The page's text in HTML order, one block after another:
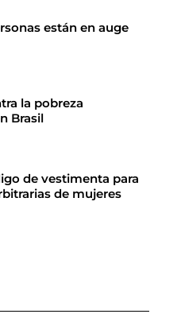
están en auge
la pobreza
Brasil
de vestimenta para
de mujeres